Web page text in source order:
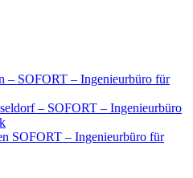
– SOFORT – Ingenieurbüro für
– SOFORT – Ingenieurbüro
SOFORT – Ingenieurbüro für